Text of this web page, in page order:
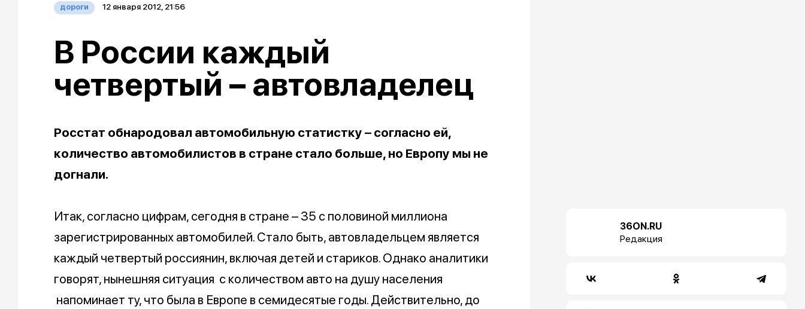
дороги 12 января 2012, 21:56
В России каждый
четвертый – автовладелец
Росстат обнародовал автомобильную статистку – согласно ей,
количество автомобилистов в стране стало больше, но Европу мы не
догнали.
Итак, согласно цифрам, сегодня в стране – 35 с половиной миллиона
зарегистрированных автомобилей. Стало быть, автовладельцем является
каждый четвертый россиянин, включая детей и стариков. Однако аналитики
говорят, нынешняя ситуация с количеством авто на душу населения
напоминает ту, что была в Европе в семидесятые годы. Действительно, до
36ON.RU
Редакция